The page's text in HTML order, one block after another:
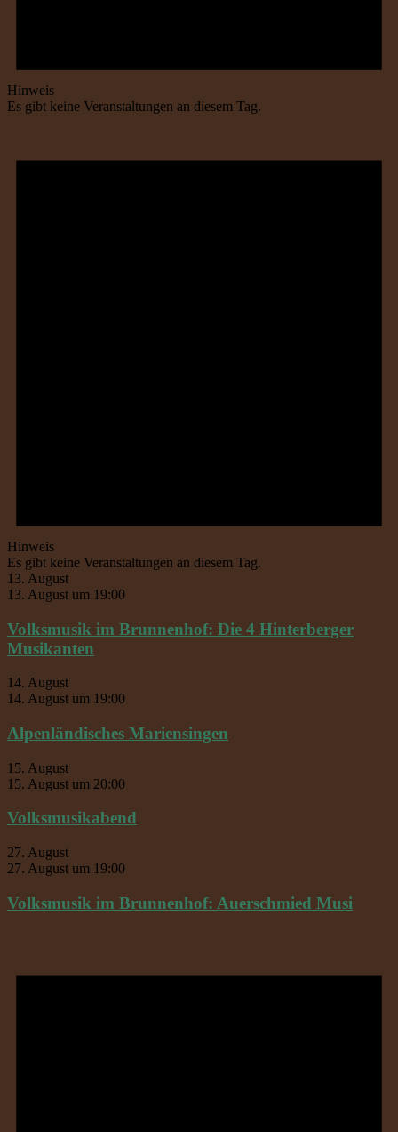
Hinweis
Es gibt keine Veranstaltungen an diesem Tag.
Hinweis
Es gibt keine Veranstaltungen an diesem Tag.
13. August
13. August um 19:00
Volksmusik im Brunnenhof: Die 4 Hinterberger
Musikanten
14. August
14. August um 19:00
Alpenländisches Mariensingen
15. August
15. August um 20:00
Volksmusikabend
27. August
27. August um 19:00
Volksmusik im Brunnenhof: Auerschmied Musi